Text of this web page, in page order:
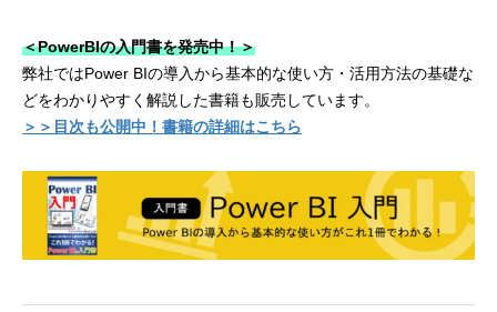
＜PowerBIの入門書を発売中！＞
弊社ではPower BIの導入から基本的な使い方・活用方法の基礎な
どをわかりやすく解説した書籍も販売しています。
＞＞目次も公開中！書籍の詳細はこちら